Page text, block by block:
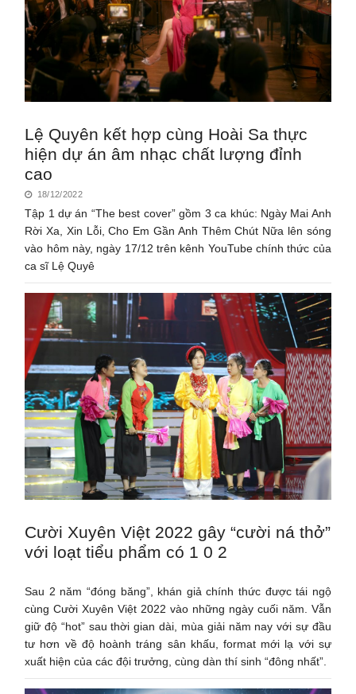
Lệ Quyên kết hợp cùng Hoài Sa thực
hiện dự án âm nhạc chất lượng đỉnh
cao
18/12/2022
Tập 1 dự án “The best cover” gồm 3 ca khúc: Ngày Mai Anh
Rời Xa, Xin Lỗi, Cho Em Gần Anh Thêm Chút Nữa lên sóng
vào hôm này, ngày 17/12 trên kênh YouTube chính thức của
ca sĩ Lệ Quyê
Cười Xuyên Việt 2022 gây “cười ná thở”
với loạt tiểu phẩm có 1 0 2
Sau 2 năm “đóng băng”, khán giả chính thức được tái ngộ
cùng Cười Xuyên Việt 2022 vào những ngày cuối năm. Vẫn
giữ độ “hot” sau thời gian dài, mùa giải năm nay với sự đầu
tư hơn về độ hoành tráng sân khấu, format mới lạ với sự
xuất hiện của các đội trưởng, cùng dàn thí sinh “đông nhất”.